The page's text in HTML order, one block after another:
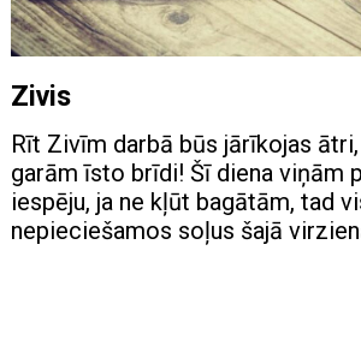
Zivis
Rīt Zivīm darbā būs jārīkojas
garām īsto brīdi! Šī diena viņām
iespēju, ja ne kļūt bagātām, tad
nepieciešamos soļus šajā